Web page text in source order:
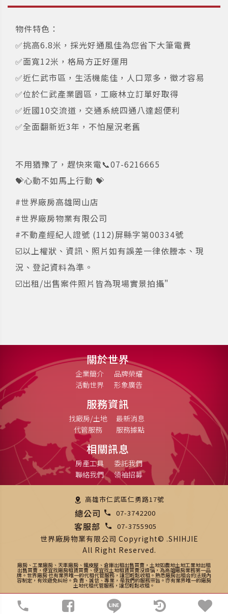
物件特色：
✅挑高6.8米，採光好通風佳為您省下大筆電費
✅面寬12米，格局方正好運用
✅近仁武市區，生活機能佳，人口眾多，徵才容易
✅位於仁武產業園區，工廠林立訂單好取得
✅近國10交流道，交通系統四通八達超便利
✅全面翻新近3年，不怕屋況老舊
不用猶豫了，趕快來電📞07-6216665
💝心動不如馬上行動 💝
#世界廠房高雄岡山店
#世界廠房物業有限公司
#不動產經紀人證號 (112)屏縣字第00334號
☑️以上權狀、資訊、照片如有誤差一律依謄本、現
況、登記資料為準。
☑️出租/出售案件照片皆為現場實景拍攝"
關於世界
企業簡介
品牌榮耀
活動世界
形象廣告
服務資訊
找廠房/土地
最新消息
代管服務
服務據點
相關訊息
房產工具
委託我們
聯絡我們
領袖招募
高雄市仁武區仁勇路17號
總公司 07-3742200
客服部 07-3755905
世界廠房物業有限公司 Copyright© .SHIHJIE
All Right Reserved.
廠房、工業廠房、天車廠房、鐵皮屋、倉庫出租出售買賣，土地如農地土地工業地出租
出售買賣，便宜找廠房租賃買賣、便宜找土地租賃買賣沒煩惱，為高雄廠房業務第一品
牌。世界廠房 也有業界唯一的代租代管服務，讓您輕鬆收租。熟悉廠房出租合約法規內
容制定，有效避免糾紛。負 責、誠信、專業，是我們的服務宗旨。亦有業界唯一的廠房
土地代租代管服務，讓您輕鬆收租。